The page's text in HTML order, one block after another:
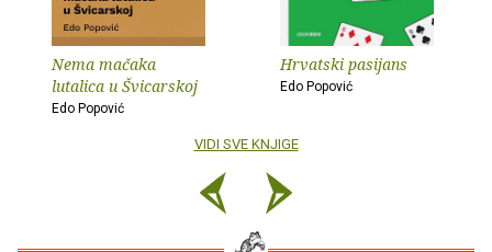
Nema mačaka
lutalica u Švicarskoj
Edo Popović
Hrvatski pasijans
Edo Popović
VIDI SVE KNJIGE